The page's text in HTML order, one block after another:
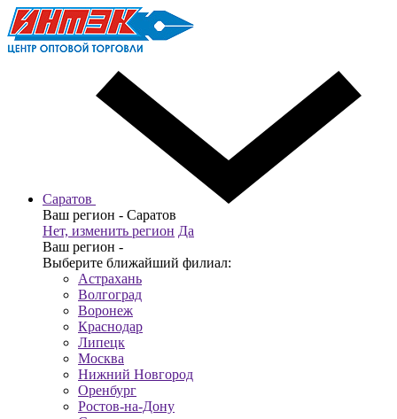
Саратов
Ваш регион - Саратов
Нет, изменить регион Да
Ваш регион -
Выберите ближайший филиал:
Астрахань
Волгоград
Воронеж
Краснодар
Липецк
Москва
Нижний Новгород
Оренбург
Ростов-на-Дону